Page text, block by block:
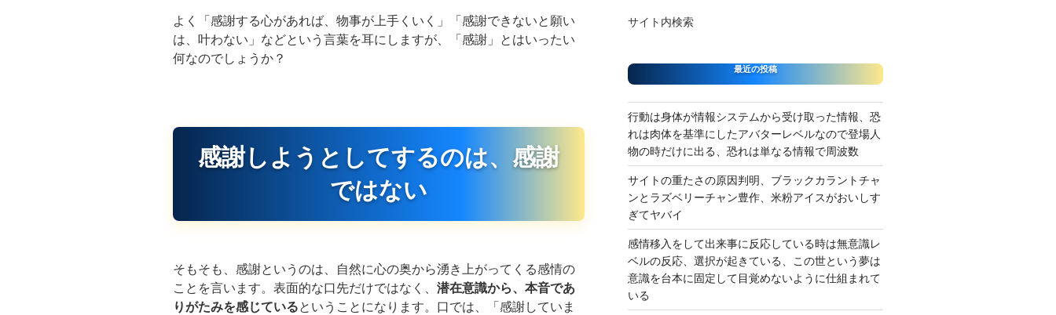
よく「感謝する心があれば、物事が上手くいく」「感謝できないと願い
は、叶わない」などという言葉を耳にしますが、「感謝」とはいったい
何なのでしょうか？
感謝しようとしてするのは、感謝
ではない
そもそも、感謝というのは、自然に心の奥から湧き上がってくる感情の
ことを言います。表面的な口先だけではなく、 潜在意識から、本音であ
りがたみを感じているということになります。口では、「感謝していま
サイト内検索
最近の投稿
行動は身体が情報システムから受け取った情報、恐
れは肉体を基準にしたアバターレベルなので登場人
物の時だけに出る、恐れは単なる情報で周波数
サイトの重たさの原因判明、ブラックカラントチャ
ンとラズベリーチャン豊作、米粉アイスがおいしす
ぎてヤバイ
感情移入をして出来事に反応している時は無意識レ
ベルの反応、選択が起きている、この世という夢は
意識を台本に固定して目覚めないように仕組まれて
いる